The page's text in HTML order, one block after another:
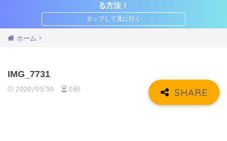
る方法！
ホーム
IMG_7731
2020/01/30 0秒